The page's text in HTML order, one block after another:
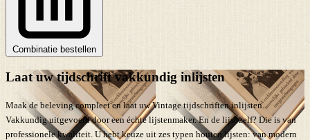
Combinatie bestellen
Laat uw tijdschrift vakkundig inlijsten
Maak de beleving compleet en laat uw Vintage tijdschriften inlijsten.
Vakkundig uitgevoerd door een échte lijstenmaker. En de lijst zelf? Die is van
professionele kwaliteit. U hebt keuze uit zes typen houten lijsten: van modern